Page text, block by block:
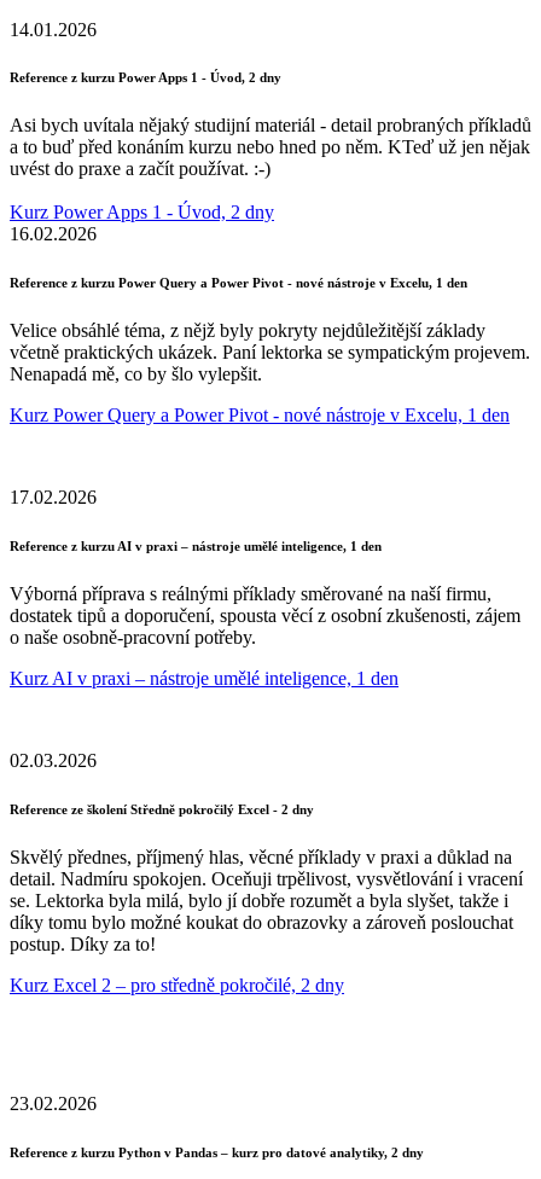
14.01.2026
Reference z kurzu Power Apps 1 - Úvod, 2 dny
Asi bych uvítala nějaký studijní materiál - detail probraných příkladů
a to buď před konáním kurzu nebo hned po něm. KTeď už jen nějak
uvést do praxe a začít používat. :-)
Kurz Power Apps 1 - Úvod, 2 dny
16.02.2026
Reference z kurzu Power Query a Power Pivot - nové nástroje v Excelu, 1 den
Velice obsáhlé téma, z nějž byly pokryty nejdůležitější základy
včetně praktických ukázek. Paní lektorka se sympatickým projevem.
Nenapadá mě, co by šlo vylepšit.
Kurz Power Query a Power Pivot - nové nástroje v Excelu, 1 den
17.02.2026
Reference z kurzu AI v praxi – nástroje umělé inteligence, 1 den
Výborná příprava s reálnými příklady směrované na naší firmu,
dostatek tipů a doporučení, spousta věcí z osobní zkušenosti, zájem
o naše osobně-pracovní potřeby.
Kurz AI v praxi – nástroje umělé inteligence, 1 den
02.03.2026
Reference ze školení Středně pokročilý Excel - 2 dny
Skvělý přednes, příjmený hlas, věcné příklady v praxi a důklad na
detail. Nadmíru spokojen. Oceňuji trpělivost, vysvětlování i vracení
se. Lektorka byla milá, bylo jí dobře rozumět a byla slyšet, takže i
díky tomu bylo možné koukat do obrazovky a zároveň poslouchat
postup. Díky za to!
Kurz Excel 2 – pro středně pokročilé, 2 dny
23.02.2026
Reference z kurzu Python v Pandas – kurz pro datové analytiky, 2 dny